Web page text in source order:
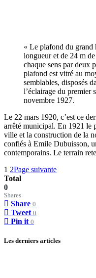
« Le plafond du grand
longueur et de 24 m
chaque sens par deux
plafond est vitré au
semblables, disposés
l’éclairage du premier
novembre 1927.
Le 22 mars 1920, c’est ce
arrêté municipal. En 1921 le
ville et la construction de la
confiés à Emile Dubuisson,
contemporains. Le terrain
1 2Page suivante
Total
0
Shares
Share 0
Tweet 0
Pin it 0
Les derniers articles